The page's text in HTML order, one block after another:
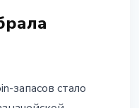
запасов стало